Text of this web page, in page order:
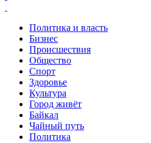
Политика и власть
Бизнес
Происшествия
Общество
Cпорт
Здоровье
Культура
Город живёт
Байкал
Чайный путь
Политика